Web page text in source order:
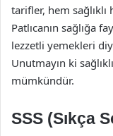
tarifler, hem
Patlıcanın sağlığa
lezzetli yemekleri
Unutmayın ki
mümkündür.
SSS (Sıkça